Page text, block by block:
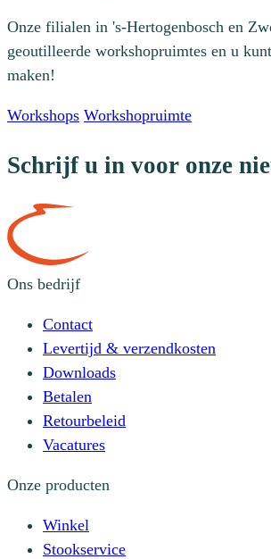
Onze filialen in 's-Hertogenbosch en
geoutilleerde workshopruimtes en u
maken!
Workshops Workshopruimte
Schrijf u in voor onze
Ons bedrijf
Contact
Levertijd & verzendkosten
Downloads
Betalen
Retourbeleid
Vacatures
Onze producten
Winkel
Stookservice